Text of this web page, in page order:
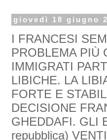
giovedì 18 giugno
I FRANCESI
PROBLEMA PIÙ
IMMIGRATI
LIBICHE. LA
FORTE E
DECISIONE
GHEDDAFI. GLI
repubblica)